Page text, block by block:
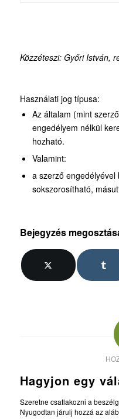
Közzéteszi: Győri István,
Használati jog típusa:
Az általam (mint
engedélyem nélkül
hozható.
Valamint:
a szerző
sokszorosítható,
Bejegyzés
Hagyjon egy
Szeretne csatlakozni a
Nyugodtan járulj hozzá az